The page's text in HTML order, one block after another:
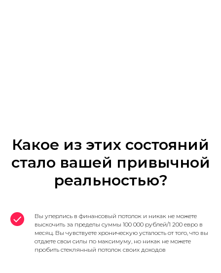
Какое из этих состояний
стало вашей привычной
реальностью?
Вы уперлись в финансовый потолок и никак не можете
выскочить за пределы суммы 100 000 рублей/1 200 евро в
месяц. Вы чувствуете хроническую усталость от того, что вы
отдаете свои силы по максимуму, но никак не можете
пробить стеклянный потолок своих доходов